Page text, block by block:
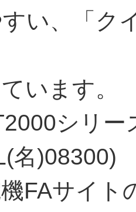
い、「ク
います。
シリ
名)08300)
FAサイト